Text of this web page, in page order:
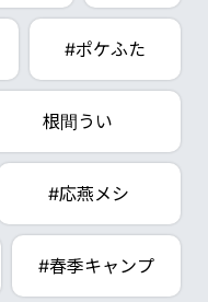
#ポケふた
根間うい
#応燕メシ
#春季キャンプ